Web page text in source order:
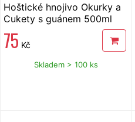
Hoštické hnojivo Okurky a
Cukety s guánem 500ml
75 Kč
Skladem > 100 ks